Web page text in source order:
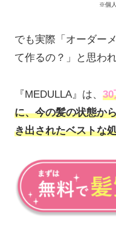
※個
でも実際「オーダー
て作るの？」と思わ
『MEDULLA』は、
に、今の髪の状態か
き出されたベストな